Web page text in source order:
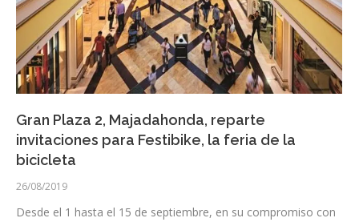
Gran Plaza 2, Majadahonda, reparte
invitaciones para Festibike, la feria de la
bicicleta
26/08/2019
Desde el 1 hasta el 15 de septiembre, en su compromiso con